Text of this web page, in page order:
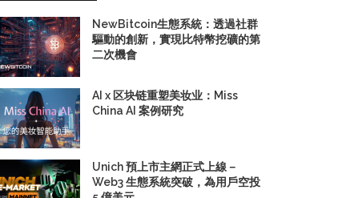
NewBitcoin生態系統：透過社群
驅動的創新，實現比特幣挖礦的第
二次機會
AI x 区块链重塑美妆业：Miss
China AI 案例研究
Unich 預上市主網正式上線－
Web3 生態系統突破，為用戶空投